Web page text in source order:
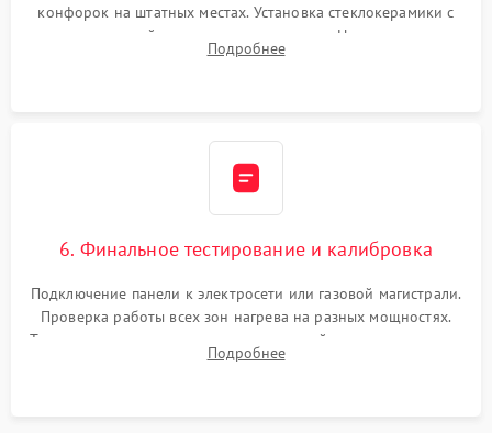
конфорок на штатных местах. Установка стеклокерамики с
проверкой равномерности зазоров. Нанесение
термостойкого герметика или укладка уплотнительной
Подробнее
6. Финальное тестирование и калибровка
Подключение панели к электросети или газовой магистрали.
Проверка работы всех зон нагрева на разных мощностях.
Тестирование сенсорного управления, таймера, индикаторов
остаточного тепла и систем защиты от перегрева.
Подробнее